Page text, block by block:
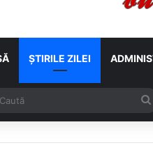
ȘTIRILE ZILEI
aleatoriu